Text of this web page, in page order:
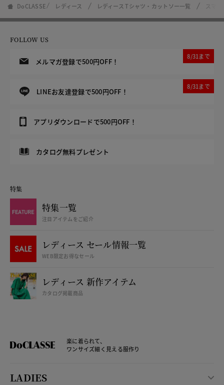
DoCLASSE レディース レディース Tシャツ・カットソー一覧 スマ
FOLLOW US
メルマガ登録で500円OFF！
8/31まで
LINEお友達登録で500円OFF！
8/31まで
アプリダウンロードで500円OFF！
カタログ無料プレゼント
特集
特集一覧
注目アイテムをご紹介
レディース セール情報一覧
WEB限定お得なセール
レディース 新作アイテム
カタログ掲載商品
楽に着られて、
ワンサイズ細く見える服作り
LADIES